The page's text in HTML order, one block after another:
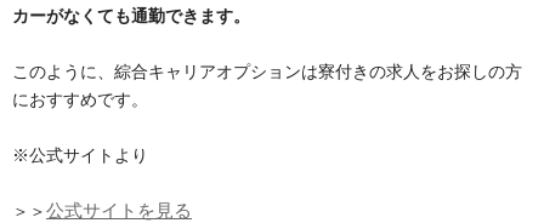
カーがなくても通勤できます。
このように、綜合キャリアオプションは寮付きの求人をお探しの方
におすすめです。
※公式サイトより
＞＞公式サイトを見る